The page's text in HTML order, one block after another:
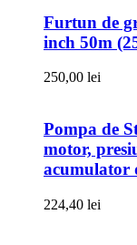
Furtun de
inch 50m
250,00 lei
Pompa de
motor,
acumulator
224,40 lei